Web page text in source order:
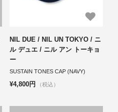
NIL DUE / NIL UN TOKYO / ニ
ル デュエ / ニル アン トーキョ
ー
SUSTAIN TONES CAP (NAVY)
¥4,800円 （税込）